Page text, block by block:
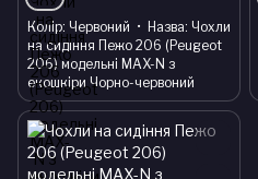
Колір Червоний Назва Чохли
на сидіння Пежо 206 (Peugeot
206) модельні MAX-N з
екошкіри Чорно-червоний